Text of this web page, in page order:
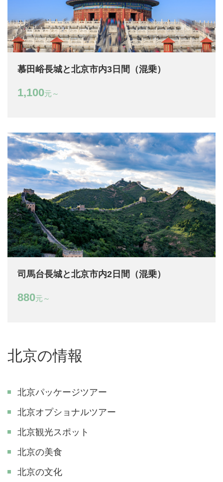
慕田峪長城と北京市内3日間（混乗）
1,100元～
司馬台長城と北京市内2日間（混乗）
880元～
北京の情報
北京パッケージツアー
北京オプショナルツアー
北京観光スポット
北京の美食
北京の文化